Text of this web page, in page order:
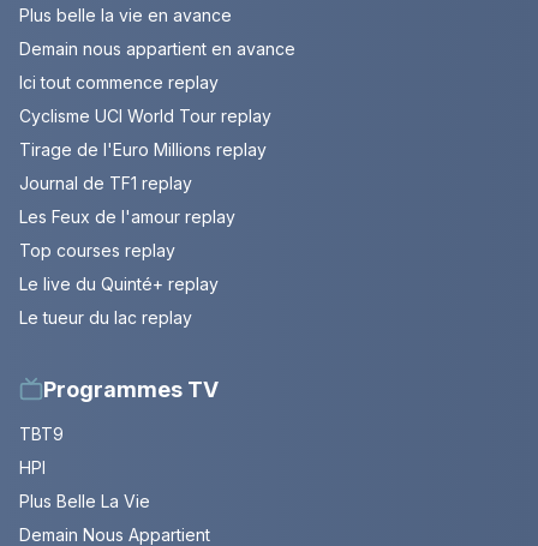
Plus belle la vie en avance
Demain nous appartient en avance
Ici tout commence replay
Cyclisme UCI World Tour replay
Tirage de l'Euro Millions replay
Journal de TF1 replay
Les Feux de l'amour replay
Top courses replay
Le live du Quinté+ replay
Le tueur du lac replay
Programmes TV
TBT9
HPI
Plus Belle La Vie
Demain Nous Appartient